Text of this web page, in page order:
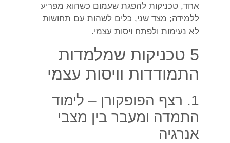
אחד, טכניקות להפגת שעמום כשהוא מפריע
ללמידה; מצד שני, כלים לשהות עם תחושות
לא נעימות ולפתח ויסות עצמי.
5 טכניקות שמלמדות
התמודדות וויסות עצמי
1. רצף הפופקורן – לימוד
התמדה ומעבר בין מצבי
אנרגיה